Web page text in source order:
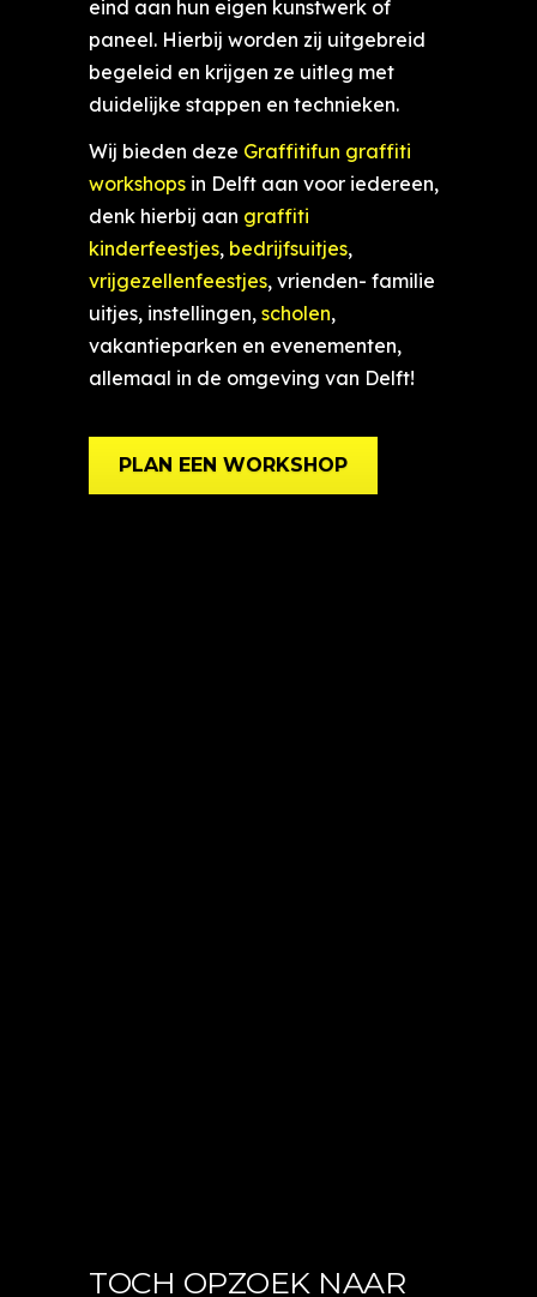
eind aan hun eigen kunstwerk of
paneel. Hierbij worden zij uitgebreid
begeleid en krijgen ze uitleg met
duidelijke stappen en technieken.
Wij bieden deze Graffitifun graffiti
workshops in Delft aan voor iedereen,
denk hierbij aan graffiti
kinderfeestjes, bedrijfsuitjes,
vrijgezellenfeestjes, vrienden- familie
uitjes, instellingen, scholen,
vakantieparken en evenementen,
allemaal in de omgeving van Delft!
PLAN EEN WORKSHOP
TOCH OPZOEK NAAR